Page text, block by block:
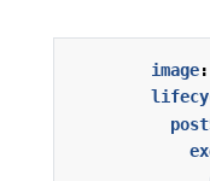
image: